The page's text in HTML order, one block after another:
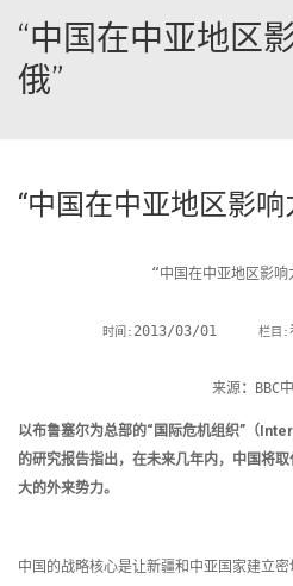
“中国在中亚地区
俄”
“中国在中亚地区影
“中国在中亚地区影响
时间: 2013/03/01 栏目:
来源： BBC
以布鲁塞尔为总部的“国际危机组织”（
的研究报告指出，在未来几年内，中国将
大的外来势力。
中国的战略核心是让新疆和中亚国家建立